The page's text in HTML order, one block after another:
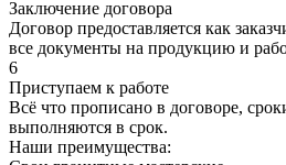
Заключение договора
Договор предоставляется как
все документы на продукцию и
6
Приступаем к работе
Всё что прописано в договоре,
выполняются в срок.
Наши преимущества: